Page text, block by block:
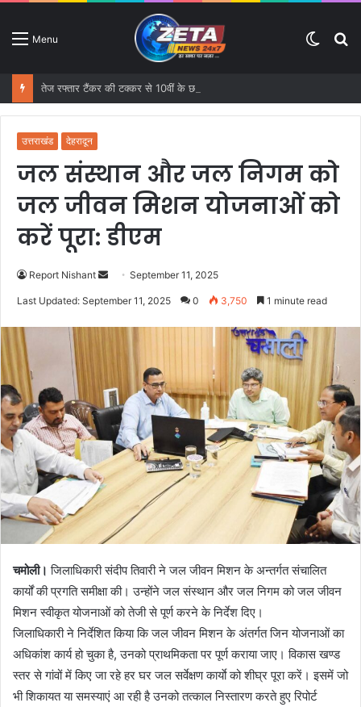
Menu
Switch
उत्तराखंड देहरादून
जल संस्थान और जल निगम को
जल जीवन मिशन योजनाओं को
करें पूरा: डीएम
Report Nishant
e
m
a
i
September 11, 2025
Last Updated: September 11, 2025 0 3,750 1 minute read
चमोली। जिलाधिकारी संदीप तिवारी ने जल जीवन मिशन के अन्तर्गत संचालित
कार्यों की प्रगति समीक्षा की। उन्होंने जल संस्थान और जल निगम को जल जीवन
मिशन स्वीकृत योजनाओं को तेजी से पूर्ण करने के निर्देश दिए।
जिलाधिकारी ने निर्देशित किया कि जल जीवन मिशन के अंतर्गत जिन योजनाओं का
अधिकांश कार्य हो चुका है, उनको प्राथमिकता पर पूर्ण कराया जाए। विकास खण्ड
स्तर से गांवों में किए जा रहे हर घर जल सर्वेक्षण कार्याे को शीघ्र पूरा करें। इसमें जो
भी शिकायत या समस्याएं आ रही है उनको तत्काल निस्तारण करते हुए रिपोर्ट